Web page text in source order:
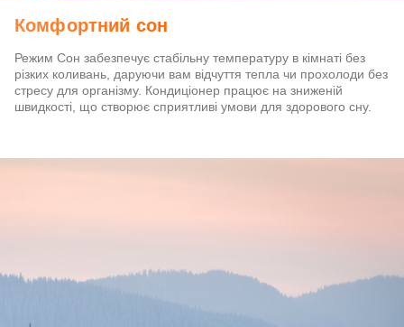
Комфортний сон
Режим Сон забезпечує стабільну температуру в кімнаті без
різких коливань, даруючи вам відчуття тепла чи прохолоди без
стресу для організму. Кондиціонер працює на зниженій
швидкості, що створює сприятливі умови для здорового сну.